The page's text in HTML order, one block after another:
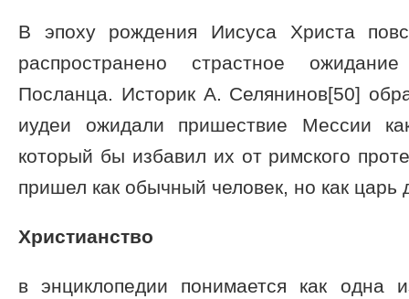
В эпоху рождения Иисуса Христа
распространено страстное
Посланца. Историк А. Селянинов[50]
иудеи ожидали пришествие Мессии
который бы избавил их от римского
пришел как обычный человек, но как царь
Христианство
в энциклопедии понимается как одна